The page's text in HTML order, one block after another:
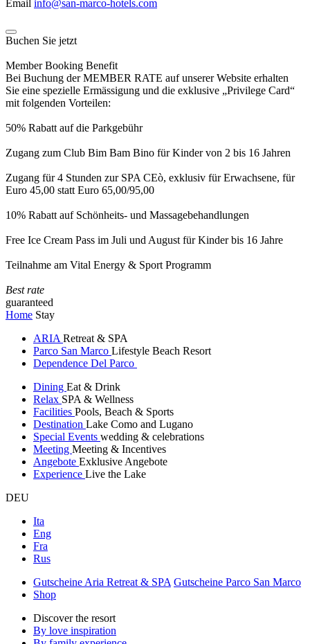
Email info@san-marco-hotels.com
Buchen Sie jetzt
Member Booking Benefit
Bei Buchung der MEMBER RATE auf unserer Website erhalten
Sie eine spezielle Ermässigung und die exklusive „Privilege Card“
mit folgenden Vorteilen:
50% Rabatt auf die Parkgebühr
Zugang zum Club Bim Bam Bino für Kinder von 2 bis 16 Jahren
Zugang für 4 Stunden zur SPA CEò, exklusiv für Erwachsene, für
Euro 45,00 statt Euro 65,00/95,00
10% Rabatt auf Schönheits- und Massagebehandlungen
Free Ice Cream Pass im Juli und August für Kinder bis 16 Jahre
Teilnahme am Vital Energy & Sport Programm
Best rate
guaranteed
Home Stay
ARIA Retreat & SPA
Parco San Marco Lifestyle Beach Resort
Dependence Del Parco
Dining Eat & Drink
Relax SPA & Wellness
Facilities Pools, Beach & Sports
Destination Lake Como and Lugano
Special Events wedding & celebrations
Meeting Meeting & Incentives
Angebote Exklusive Angebote
Experience Live the Lake
DEU
Ita
Eng
Fra
Rus
Gutscheine Aria Retreat & SPA Gutscheine Parco San Marco
Shop
Discover the resort
By love inspiration